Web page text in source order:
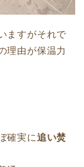
ますがそれで
理由が保温力
確実に追い焚